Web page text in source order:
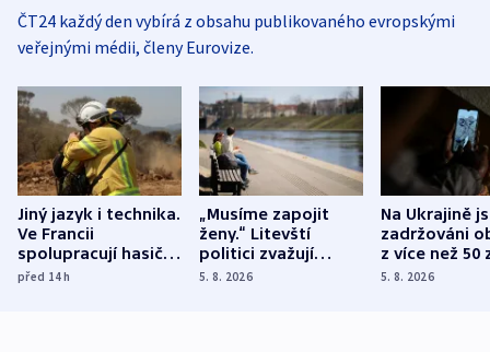
ČT24 každý den vybírá z obsahu publikovaného evropskými
veřejnými médii, členy Eurovize.
Jiný jazyk i technika.
Ve Francii
spolupracují hasiči z
různých zemí
před 14h
„Musíme zapojit
ženy.“ Litevští
politici zvažují
dohodu o
5. 8. 2026
Na Ukrajině
zadržováni
z více než 50
Bojovali na
5. 8. 2026